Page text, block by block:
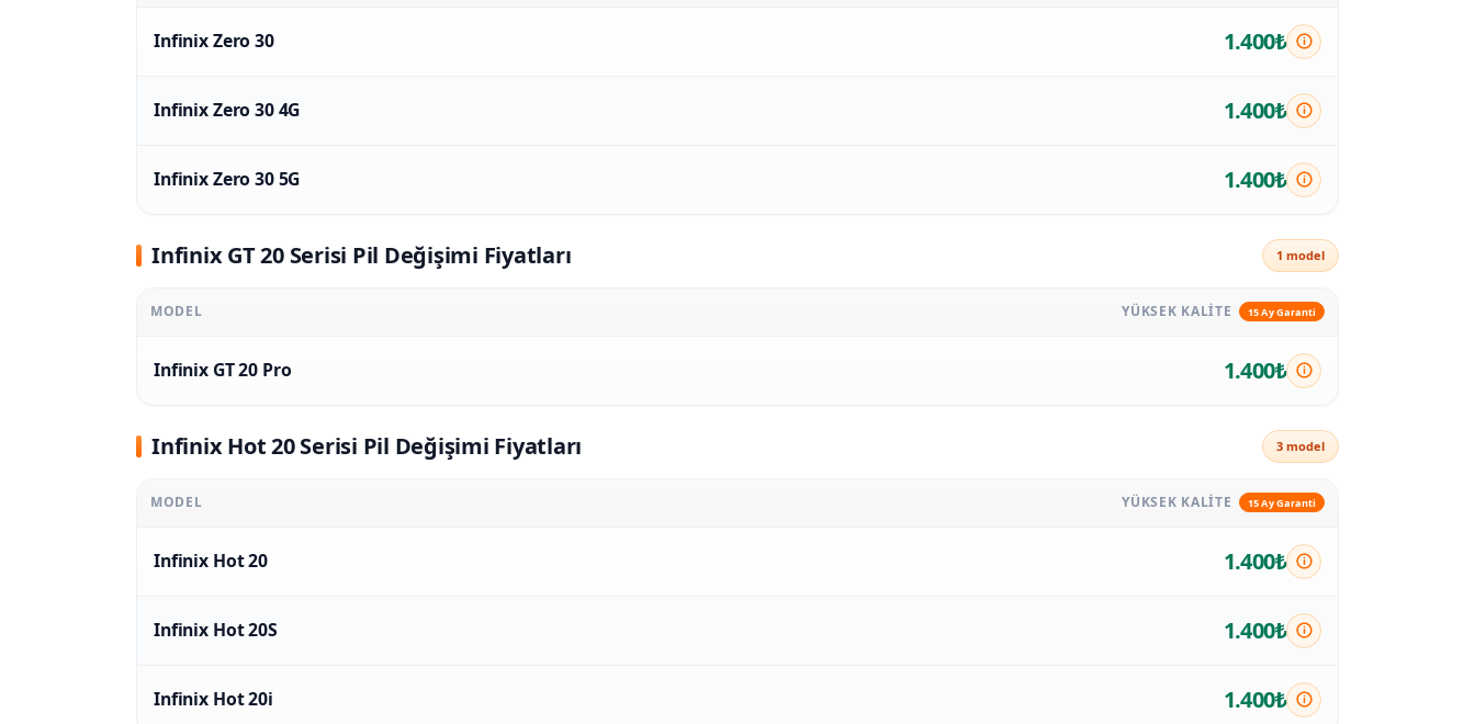
Infinix Zero 30 1.400₺
Infinix Zero 30 4G 1.400₺
Infinix Zero 30 5G 1.400₺
Infinix GT 20 Serisi Pil Değişimi Fiyatları 1 model
MODEL YÜKSEK KALITE 15 Ay Garanti
Infinix GT 20 Pro 1.400₺
Infinix Hot 20 Serisi Pil Değişimi Fiyatları 3 model
MODEL YÜKSEK KALITE 15 Ay Garanti
Infinix Hot 20 1.400₺
Infinix Hot 20S 1.400₺
Infinix Hot 20i 1.400₺